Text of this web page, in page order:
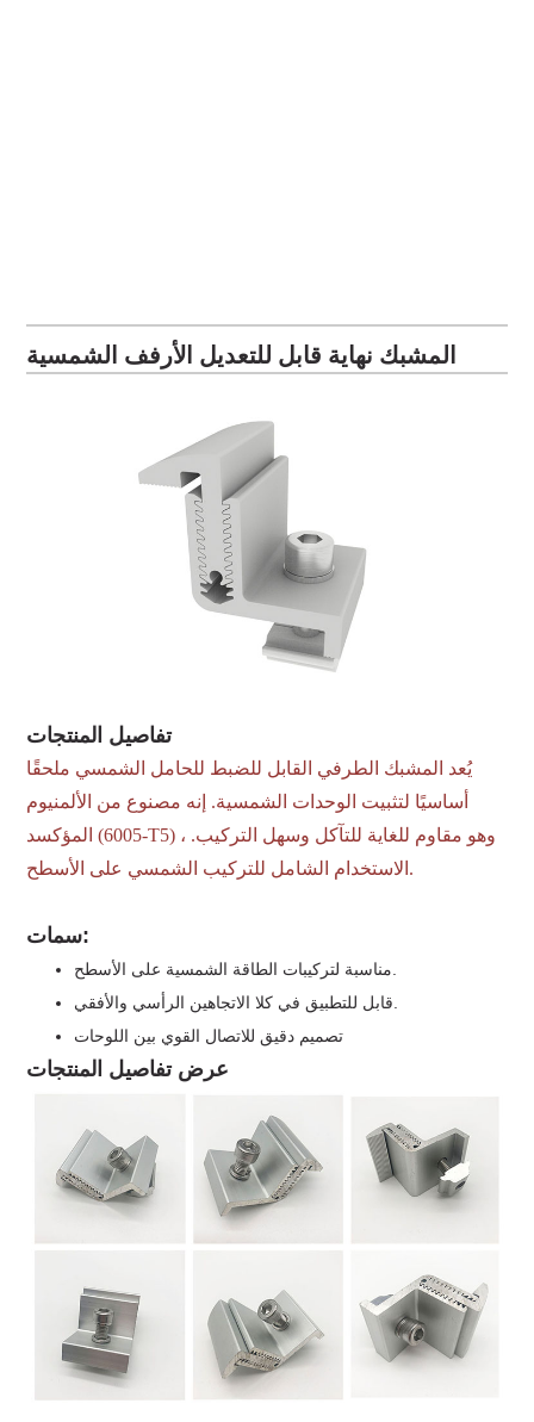
المشبك نهاية قابل للتعديل الأرفف الشمسية
تفاصيل المنتجات
يُعد المشبك الطرفي القابل للضبط للحامل الشمسي ملحقًا
أساسيًا لتثبيت الوحدات الشمسية. إنه مصنوع من الألمنيوم
المؤكسد (6005-T5) ، وهو مقاوم للغاية للتآكل وسهل التركيب.
الاستخدام الشامل للتركيب الشمسي على الأسطح.
سمات:
تصميم دقيق للاتصال القوي بين اللوحات
عرض تفاصيل المنتجات